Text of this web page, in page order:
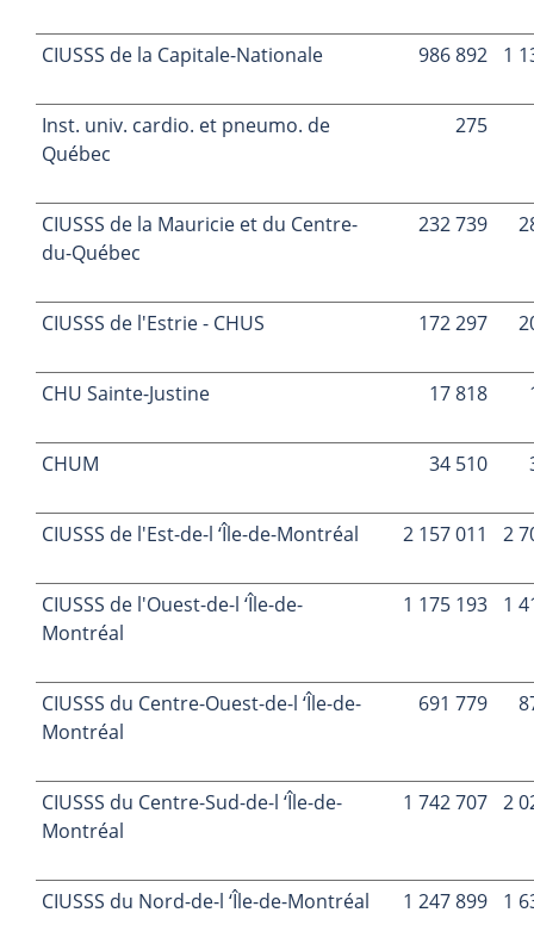
CIUSSS de la Capitale-Nationale 986 892 1
Inst. univ. cardio. et pneumo. de
Québec
275
CIUSSS de la Mauricie et du Centre-
du-Québec
232 739
CIUSSS de l'Estrie - CHUS 172 297
CHU Sainte-Justine 17 818
CHUM 34 510
CIUSSS de l'Est-de-l ‘Île-de-Montréal 2 157 011 2
CIUSSS de l'Ouest-de-l ‘Île-de-
Montréal
1 175 193 1
CIUSSS du Centre-Ouest-de-l ‘Île-de-
Montréal
691 779
CIUSSS du Centre-Sud-de-l ‘Île-de-
Montréal
1 742 707 2
CIUSSS du Nord-de-l ‘Île-de-Montréal 1 247 899 1